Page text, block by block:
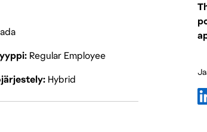
Regular Employee
Hybrid